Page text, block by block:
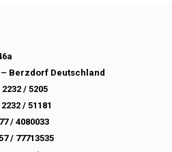
– Berzdorf Deutschland
/ 5205
/ 51181
/ 4080033
/ 77713535